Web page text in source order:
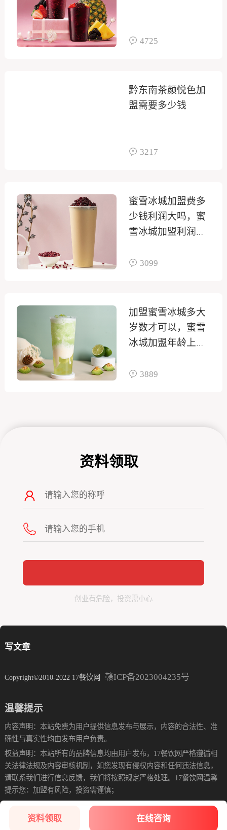
4725
黔东南茶颜悦色加
盟需要多少钱
3217
蜜雪冰城加盟费多
少钱利润大吗，蜜
雪冰城加盟利润多
3099
加盟蜜雪冰城多大
岁数才可以，蜜雪
冰城加盟年龄上有
3889
资料领取
创业有危险，投资需小心
资料领取 在线咨询
写文章
Copyright©2010-2022 17餐饮网 赣ICP备2023004235号
温馨提示
内容声明：本站免费为用户提供信息发布与展示，内容的合法性、准
确性与真实性均由发布用户负责。
权益声明：本站所有的品牌信息均由用户发布，17餐饮网严格遵循相
关法律法规及内容审核机制，如您发现有侵权内容和任何违法信息，
请联系我们进行信息反馈，我们将按照规定严格处理。17餐饮网温馨
提示您：加盟有风险，投资需谨慎；